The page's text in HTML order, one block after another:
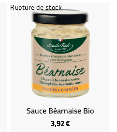
Rupture de stock
Sauce Béarnaise Bio
3,92 €Prix